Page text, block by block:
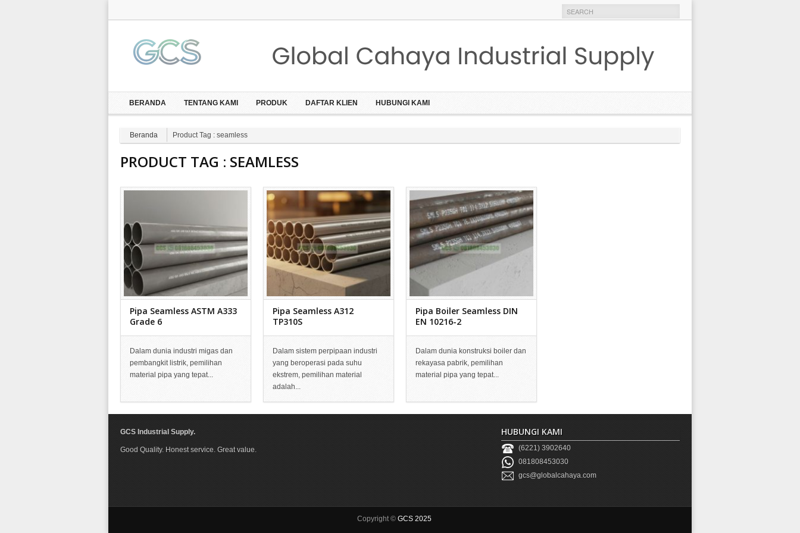
BERANDA TENTANG KAMI PRODUK DAFTAR KLIEN HUBUNGI KAMI
Beranda Product Tag : seamless
PRODUCT TAG : SEAMLESS
Pipa Seamless ASTM A333
Grade 6
Dalam dunia industri migas dan
pembangkit listrik, pemilihan
material pipa yang tepat...
Pipa Seamless A312
TP310S
Dalam sistem perpipaan industri
yang beroperasi pada suhu
ekstrem, pemilihan material
adalah...
Pipa Boiler Seamless DIN
EN 10216-2
Dalam dunia konstruksi boiler dan
rekayasa pabrik, pemilihan
material pipa yang tepat...
GCS Industrial Supply.
Good Quality. Honest service. Great value.
HUBUNGI KAMI
(6221) 3902640
081808453030
gcs@globalcahaya.com
Copyright © GCS 2025